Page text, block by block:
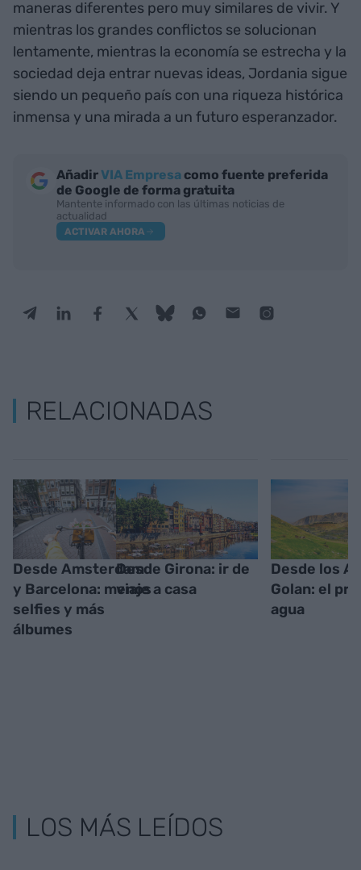
maneras diferentes pero muy similares de vivir. Y
mientras los grandes conflictos se solucionan
lentamente, mientras la economía se estrecha y la
sociedad deja entrar nuevas ideas, Jordania sigue
siendo un pequeño país con una riqueza histórica
inmensa y una mirada a un futuro esperanzador.
AñadirVIA Empresa como fuente preferida
de Google de forma gratuita
Mantente informado con las últimas noticias de
actualidad
ACTIVAR AHORA
RELACIONADAS
Desde Amsterdam
y Barcelona: menos
selfies y más
álbumes
Desde Girona: ir de
viaje a casa
Desde los
Golan: el
agua
LOS MÁS LEÍDOS